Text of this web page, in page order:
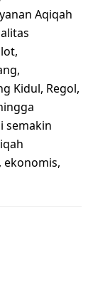
Aqiqah
Kidul, Regol,
semakin
ekonomis,